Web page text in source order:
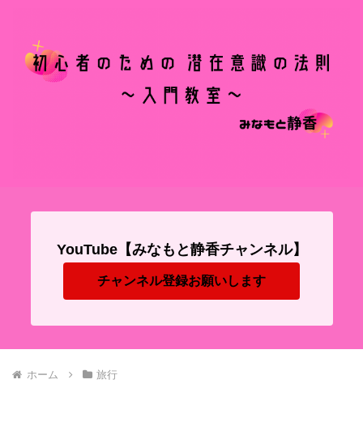
YouTube【みなもと静香チャンネル】
チャンネル登録お願いします
ホーム 旅行